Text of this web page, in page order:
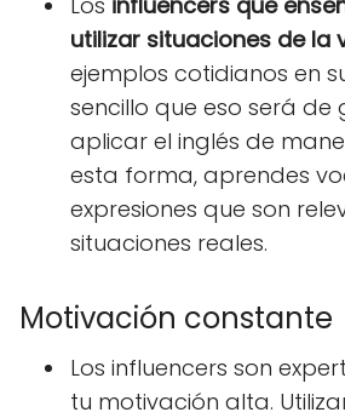
utilizar situaciones de la
ejemplos cotidianos en
sencillo que eso será
aplicar el inglés de
esta forma, aprendes
expresiones que son
situaciones reales.
Motivación constante
Los influencers son
tu motivación alta.